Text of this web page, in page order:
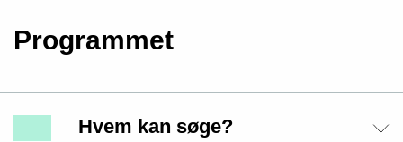
Programmet
Hvem kan søge?